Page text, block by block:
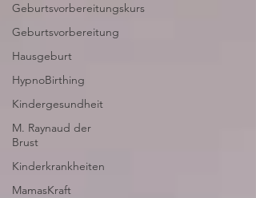
Geburtsvorbereitungskurs
Geburtsvorbereitung
Hausgeburt
HypnoBirthing
Kindergesundheit
M. Raynaud der
Brust
Kinderkrankheiten
MamasKraft